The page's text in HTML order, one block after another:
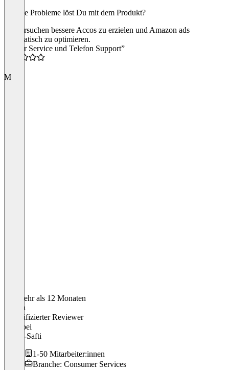
Welche Probleme löst Du mit dem Produkt?
Sie versuchen bessere Accos zu erzielen und Amazon ads
automatisch zu optimieren.
“Super Service und Telefon Support”
M
Vor mehr als 12 Monaten
Martin
Verifizierter Reviewer
bei
Patent-Safti
1-50 Mitarbeiter:innen
Branche: Consumer Services